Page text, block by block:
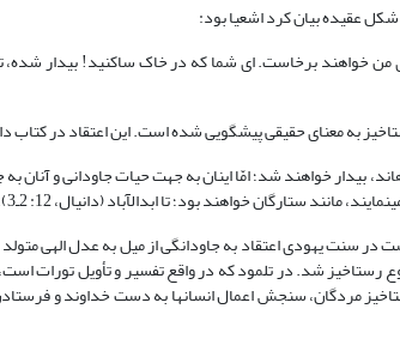
عقیده بیان کرد اشعیا بود:
خواهند برخاست. ای شما که در خاک ساکنید! بیدار شده،
به معنای حقیقی پیش‏گویی شده است. این اعتقاد در کتاب
بیدار خواهند شد؛ امّا اینان به جهت حیات جاودانی و
مانند ستارگان خواهند بود؛ تا ابدالآباد (دانیال، 12: 2ـ3).
شد. در تلمود که در واقع تفسیر و تأویل تورات
مردگان، سنجش اعمال انسان‏ها به دست خداوند و